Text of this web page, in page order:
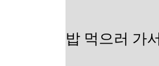
밥 먹으러 가